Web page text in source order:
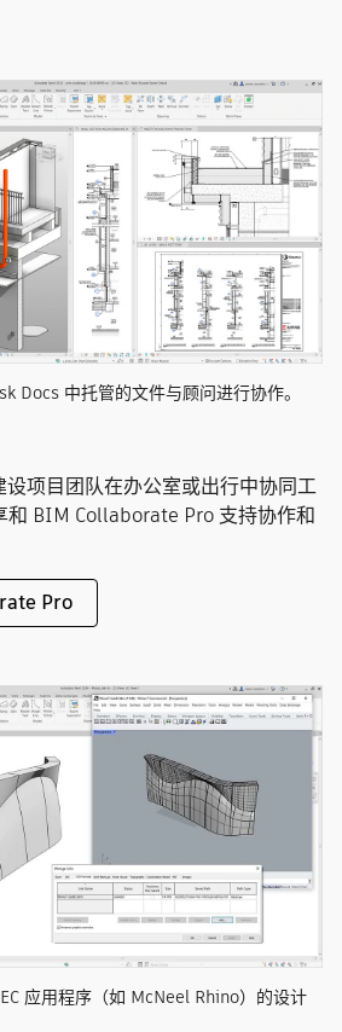
Docs 中托管的文件与顾问进行协作。
项目团队在办公室或出行中协同工
BIM Collaborate Pro 支持协作和
Pro
应用程序（如 McNeel Rhino）的设计